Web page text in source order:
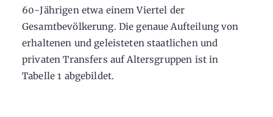
60-Jährigen etwa einem Viertel der
Gesamtbevölkerung. Die genaue Aufteilung von
erhaltenen und geleisteten staatlichen und
privaten Transfers auf Altersgruppen ist in
Tabelle 1 abgebildet.